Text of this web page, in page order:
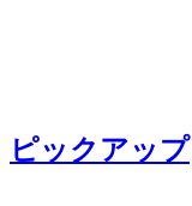
ピックアップ